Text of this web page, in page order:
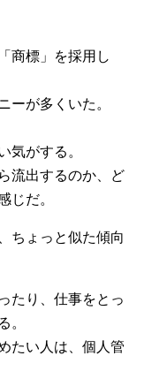
商標」を採用し
ーが多くいた。
気がする。
流出するのか、ど
じだ。
ちょっと似た傾向
たり、仕事をとっ
。
たい人は、個人管